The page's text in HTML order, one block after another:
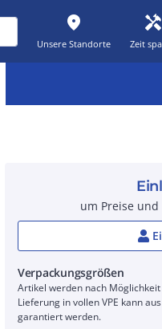
place
Unsere Standorte
handyman
Zeit
um Preise
Verpackungsgrößen
Artikel werden nach
Lieferung in vollen VPE kann
garantiert werden.